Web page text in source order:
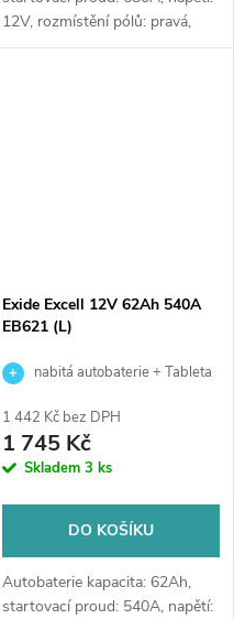
12V, rozmístění pólů: pravá,
rozměry: 278 x 175 x 190,
Exide Excell 12V 62Ah 540A
EB621 (L)
nabitá autobaterie + Tableta
výkup staré baterie při doručení
nebo v prodejně Jinočany
1 442 Kč bez DPH
1 745 Kč
Skladem 3 ks
DO KOŠÍKU
Autobaterie kapacita: 62Ah,
startovací proud: 540A, napětí: